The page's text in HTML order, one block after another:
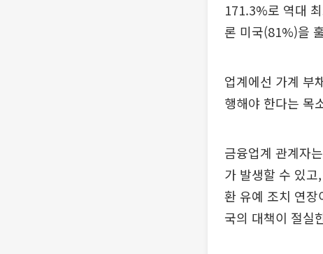
171.3%로 역대
론 미국(81%)을
업계에선 가계 부
행해야 한다는 목
금융업계 관계자
가 발생할 수 있
환 유예 조치 연장
국의 대책이 절실